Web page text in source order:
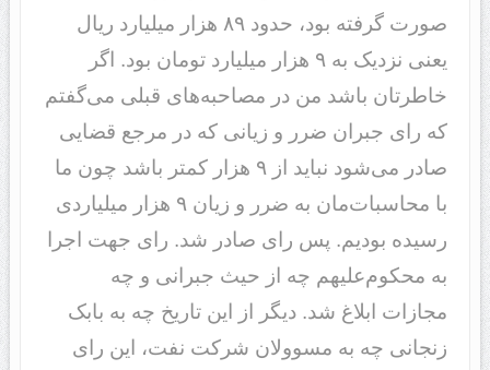
صورت گرفته بود، حدود ٨٩ هزار میلیارد ریال
یعنی نزدیک به ٩ هزار میلیارد تومان بود. اگر
خاطرتان باشد من در مصاحبه‌های قبلی می‌گفتم
که رای جبران ضرر و زیانی که در مرجع قضایی
صادر می‌شود نباید از ٩ هزار کمتر باشد چون ما
با محاسبات‌مان به ضرر و زیان ٩ هزار میلیاردی
رسیده بودیم. پس رای صادر شد. رای جهت اجرا
به محکوم‌علیهم چه از حیث جبرانی و چه
مجازات ابلاغ شد. دیگر از این تاریخ چه به بابک
زنجانی چه به مسوولان شرکت نفت، این رای